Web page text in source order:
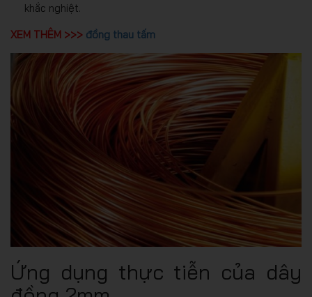
khắc nghiệt.
XEM THÊM >>> đồng thau tấm
Ứng dụng thực tiễn của dây